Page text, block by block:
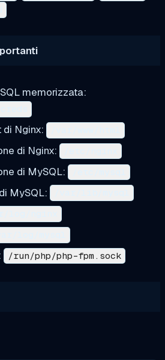
memorizzata:
di Nginx:
di Nginx:
di MySQL:
MySQL:
/run/php/php-fpm.sock